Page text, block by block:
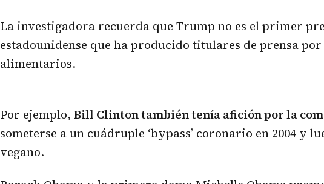
La investigadora recuerda que Trump no es el primer
estadounidense que ha producido titulares de prensa por
alimentarios.
Por ejemplo, Bill Clinton también tenía afición por la
someterse a un cuádruple ‘bypass’ coronario en 2004 y
vegano.